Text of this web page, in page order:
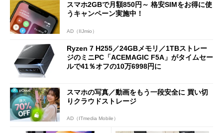
スマホ2GBで月額850円～ 格安SIMをお得に使
うキャンペーン実施中！
AD（IIJmio）
Ryzen 7 H255／24GBメモリ／1TBストレー
ジのミニPC「ACEMAGIC F5A」がタイムセー
ルで41％オフの10万6998円に
スマホの写真／動画をもう一段安全に 買い切
りクラウドストレージ
AD（ITmedia Mobile）